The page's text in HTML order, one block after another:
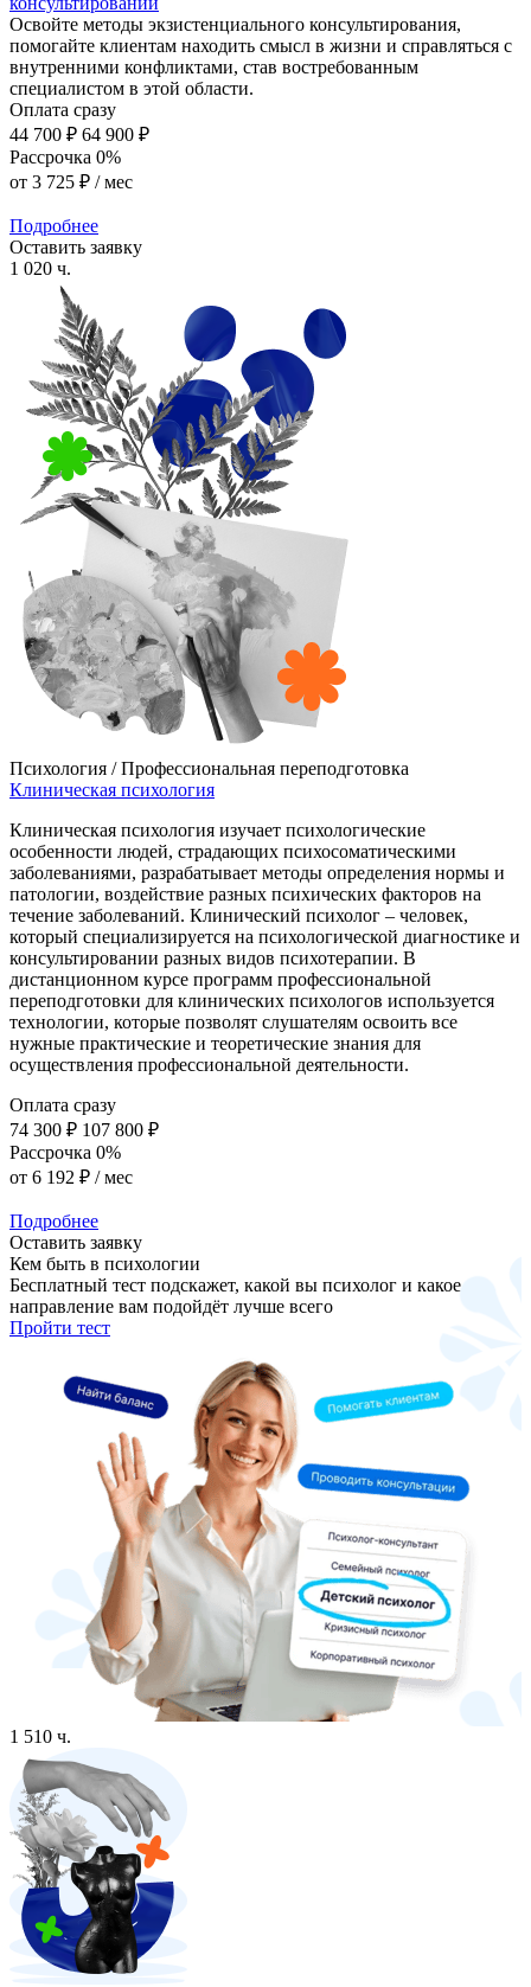
Освойте методы экзистенциального консультирования,
помогайте клиентам находить смысл в жизни и справляться с
внутренними конфликтами, став востребованным
специалистом в этой области.
Оплата сразу
44 700 ₽ 64 900 ₽
Рассрочка 0%
от 3 725 ₽ / мес
Подробнее
Оставить заявку
1 020 ч.
Психология / Профессиональная переподготовка
Клиническая психология
Клиническая психология изучает психологические
особенности людей, страдающих психосоматическими
заболеваниями, разрабатывает методы определения нормы и
патологии, воздействие разных психических факторов на
течение заболеваний. Клинический психолог – человек,
который специализируется на психологической диагностике и
консультировании разных видов психотерапии. В
дистанционном курсе программ профессиональной
переподготовки для клинических психологов используется
технологии, которые позволят слушателям освоить все
нужные практические и теоретические знания для
осуществления профессиональной деятельности.
Оплата сразу
74 300 ₽ 107 800 ₽
Рассрочка 0%
от 6 192 ₽ / мес
Подробнее
Оставить заявку
Кем быть в психологии
Бесплатный тест подскажет, какой вы психолог и какое
направление вам подойдёт лучше всего
Пройти тест
1 510 ч.